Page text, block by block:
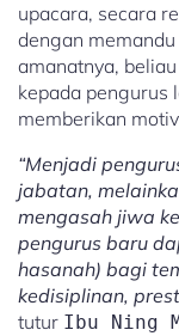
upacara, secara
dengan
amanatnya,
kepada pengurus
memberikan
“Menjadi
jabatan,
mengasah jiwa
pengurus baru
hasanah) bagi
kedisiplinan,
tutur Ibu Ning